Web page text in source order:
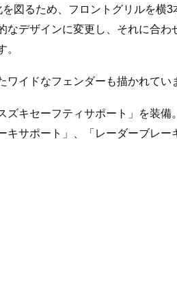
図るため、フロントグリルを横
なデザインに変更し、それに合
ワイドなフェンダーも描かれてい
ズキセーフティサポート」を装備
キサポート」、「レーダーブレ